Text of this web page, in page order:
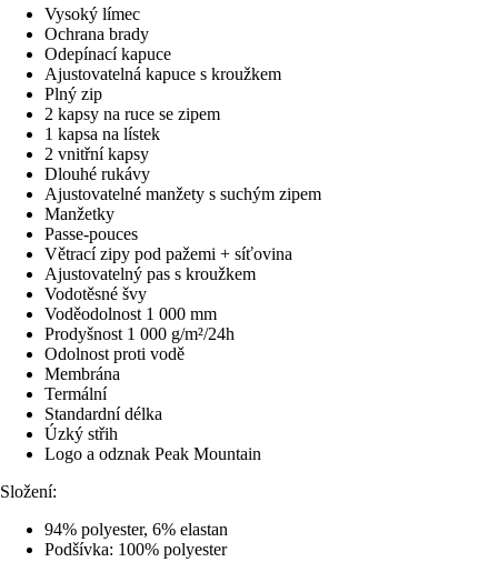
Vysoký límec
Ochrana brady
Odepínací kapuce
Ajustovatelná kapuce s kroužkem
Plný zip
2 kapsy na ruce se zipem
1 kapsa na lístek
2 vnitřní kapsy
Dlouhé rukávy
Ajustovatelné manžety s suchým zipem
Manžetky
Passe-pouces
Větrací zipy pod pažemi + síťovina
Ajustovatelný pas s kroužkem
Vodotěsné švy
Voděodolnost 1 000 mm
Prodyšnost 1 000 g/m²/24h
Odolnost proti vodě
Membrána
Termální
Standardní délka
Úzký střih
Logo a odznak Peak Mountain
Složení:
94% polyester, 6% elastan
Podšívka: 100% polyester